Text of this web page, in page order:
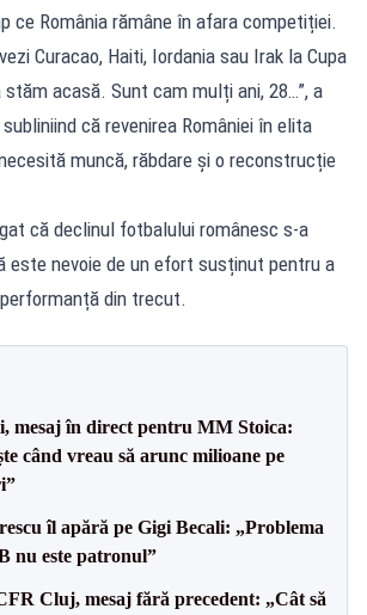
ce România rămâne în afara competiției.
Curacao, Haiti, Iordania sau Irak la Cupa
stăm acasă. Sunt cam mulți ani, 28…”, a
că revenirea României în elita
muncă, răbdare și o reconstrucție
că declinul fotbalului românesc s-a
este nevoie de un efort susținut pentru a
din trecut.
mesaj în direct pentru MM Stoica:
când vreau să arunc milioane pe
îl apără pe Gigi Becali: „Problema
nu este patronul”
Cluj, mesaj fără precedent: „Cât să